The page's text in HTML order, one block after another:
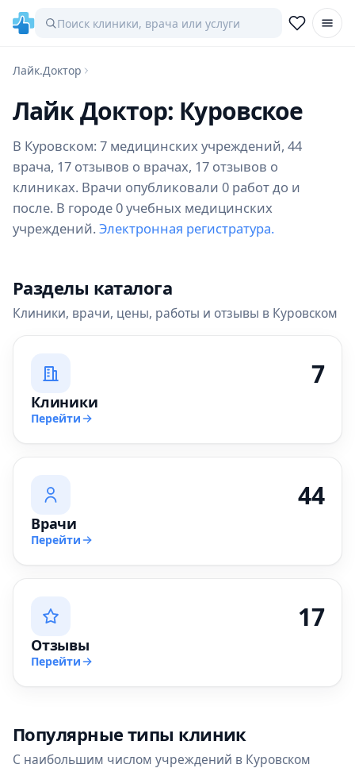
Лайк.Доктор
Лайк Доктор: Куровское
В Куровском: 7 медицинских учреждений, 44
врача, 17 отзывов о врачах, 17 отзывов о
клиниках. Врачи опубликовали 0 работ до и
после. В городе 0 учебных медицинских
учреждений. Электронная регистратура.
Разделы каталога
Клиники, врачи, цены, работы и отзывы в Куровском
7
Клиники
Перейти
44
Врачи
Перейти
17
Отзывы
Перейти
Популярные типы клиник
С наибольшим числом учреждений в Куровском